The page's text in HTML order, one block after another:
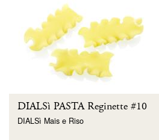
DIALSì PASTA Reginette #10
DIALSì Mais e Riso